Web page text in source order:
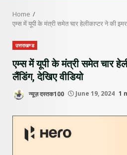
Home
एम्स में यूपी के मंत्री समेत चार हेलीकाप्टर ने की
उत्तराखण्ड
एम्स में यूपी के मंत्री समेत चार
लैंडिंग, देखिए वीडियो
न्यूज़ दस्तक100 June 19, 2024 1